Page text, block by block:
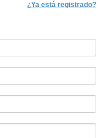
¿Ya está registrado?